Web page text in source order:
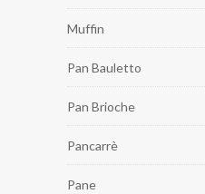
Muffin
Pan Bauletto
Pan Brioche
Pancarrè
Pane